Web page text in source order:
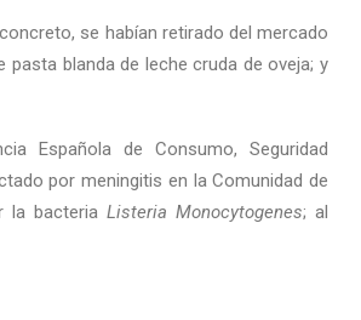
se habían retirado del mercado
blanda de leche cruda de oveja; y
Española de Consumo, Seguridad
por meningitis en la Comunidad de
la bacteria Listeria Monocytogenes; al